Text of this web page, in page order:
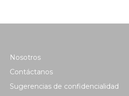
Nosotros
Contáctanos
Sugerencias de confidencialidad